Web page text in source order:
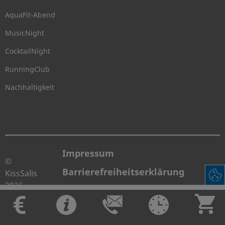
AquaFit-Abend
MusicNight
CocktailNight
RunningClub
Nachhaltigkeit
©
KissSalis
2026
Impressum
Barrierefreiheitserklärung
Datenschutz